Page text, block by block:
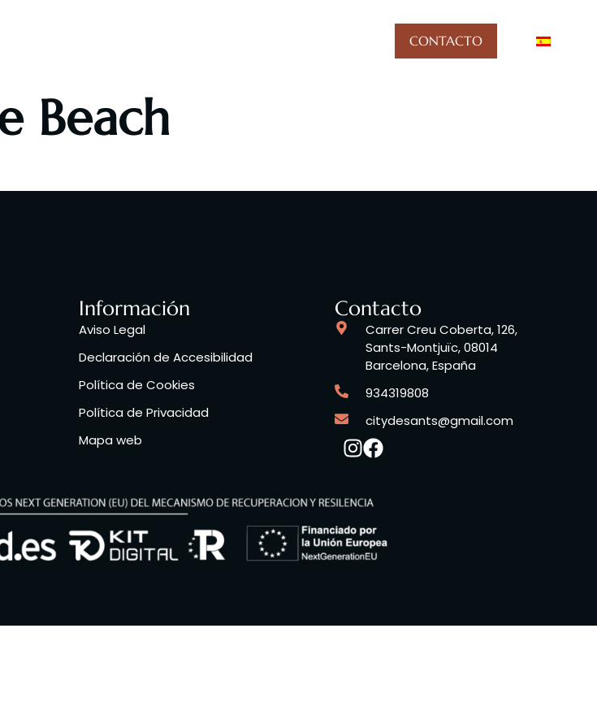
CONTACTO
Beach
Información
Aviso Legal
Declaración de Accesibilidad
Política de Cookies
Política de Privacidad
Mapa web
Contacto
Carrer Creu Coberta, 126,
Sants-Montjuïc, 08014
Barcelona, España
934319808
citydesants@gmail.com